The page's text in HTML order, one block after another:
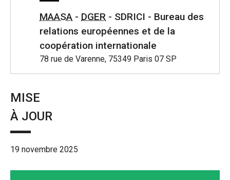
MAASA - DGER - SDRICI - Bureau des
relations européennes et de la
coopération internationale
78 rue de Varenne, 75349 Paris 07 SP
MISE
À JOUR
19 novembre 2025